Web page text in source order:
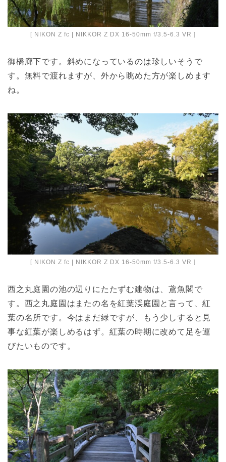
[ NIKON Z fc | NIKKOR Z DX 16-50mm f/3.5-6.3 VR ]
御橋廊下です。斜めになっているのは珍しいそうで
す。無料で渡れますが、外から眺めた方が楽しめます
ね。
[ NIKON Z fc | NIKKOR Z DX 16-50mm f/3.5-6.3 VR ]
西之丸庭園の池の辺りにたたずむ建物は、鳶魚閣で
す。西之丸庭園はまたの名を紅葉渓庭園と言って、紅
葉の名所です。今はまだ緑ですが、もう少しすると見
事な紅葉が楽しめるはず。紅葉の時期に改めて足を運
びたいものです。